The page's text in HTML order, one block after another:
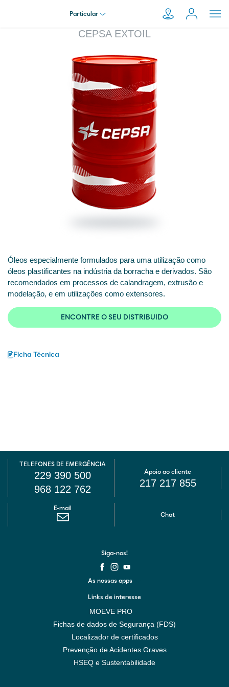
Particular
Empresa
Distribuidor
Transportador
CEPSA EXTOIL
Óleos especialmente formulados para uma utilização como
óleos plastificantes na indústria da borracha e derivados. São
recomendados em processos de calandragem, extrusão e
modelação, e em utilizações como extensores.
ENCONTRE O SEU DISTRIBUIDO
Ficha Técnica
TELEFONES DE EMERGÊNCIA
229 390 500
968 122 762
E-mail
Chat
Apoio ao cliente
217 217 855
Links de interesse
MOEVE PRO
Fichas de dados de Segurança (FDS)
Localizador de certificados
Prevenção de Acidentes Graves
HSEQ e Sustentabilidade
As nossas apps
Siga-nos!